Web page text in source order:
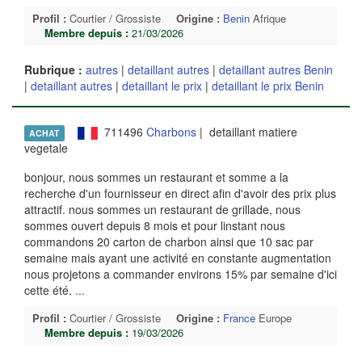
Profil : Courtier / Grossiste Origine : Benin Afrique
Membre depuis : 21/03/2026
Rubrique : autres | detaillant autres | detaillant autres Benin
| detaillant autres | detaillant le prix | detaillant le prix Benin
ACHAT 711496 Charbons| detaillant matiere
vegetale
bonjour, nous sommes un restaurant et somme a la
recherche d'un fournisseur en direct afin d'avoir des prix plus
attractif. nous sommes un restaurant de grillade, nous
sommes ouvert depuis 8 mois et pour linstant nous
commandons 20 carton de charbon ainsi que 10 sac par
semaine mais ayant une activité en constante augmentation
nous projetons a commander environs 15% par semaine d'ici
cette été. ...
Profil : Courtier / Grossiste Origine : France Europe
Membre depuis : 19/03/2026